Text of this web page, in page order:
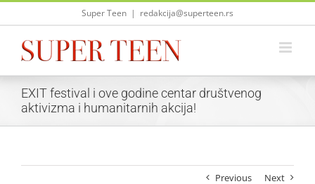
Skip
Super Teen | redakcija@superteen.rs
EXIT festival i ove godine centar društvenog
aktivizma i humanitarnih akcija!
Previous Next